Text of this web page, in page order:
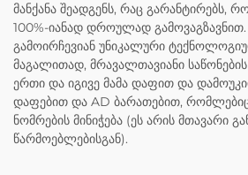
მანქანა შეადგენს, რაც გარანტირებს,
100%-იანად დროულად გამოვაგზავნით.
გამოირჩევიან უნიკალური
მაგალითად, მრავალთავიანი
ერთი და იგივე მამა დაფით და
დაფებით და AD ბარათებით,
ნომრების მინიჭება (ეს არის მთავარი
წარმოებლებისგან).